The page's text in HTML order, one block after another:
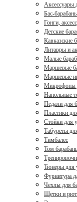
Аксессуары
Бас-
Гонги,
Детские
Кавказские
Литавры и
Малые
Маршевые
Маршевые
Микрофоны
Напольные
Педали для
Пластики
Стойки для
Табуреты
Тимбалес
Том
Тюнеры для
Фурнитура
Чехлы для
Щетки и